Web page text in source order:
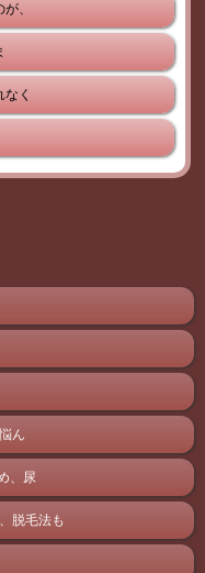
、
く
ん
、尿
脱毛法も